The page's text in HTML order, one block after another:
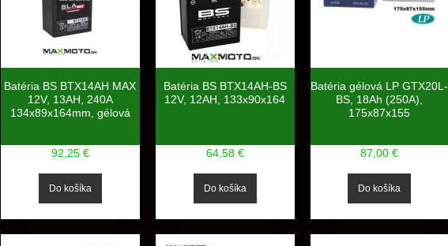
Batéria BS BTX14AH MAX
12V, 13AH, 240A
134x89x164mm, gélová
92,25 €
Batéria BS BTX14AH-BS
12V, 12AH, 133x90x164
64,58 €
Batéria gélová LP GTX20L-
BS, 18Ah (250A),
175x87x155
87,00 €